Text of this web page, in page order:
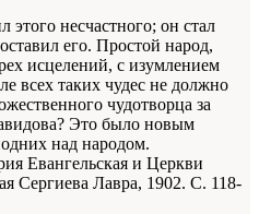
несчастного; он стал
его. Простой народ,
исцелений, с изумлением
всех таких чудес не должно
чудотворца за
Это было новым
над народом.
Евангельская и Церкви
Сергиева Лавра, 1902. С. 118-